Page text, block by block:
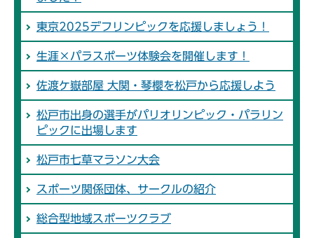
東京2025デフリンピックを応援しましょう！
生涯×パラスポーツ体験会を開催します！
佐渡ケ嶽部屋 大関・琴櫻を松戸から応援しよう
松戸市出身の選手がパリオリンピック・パラリン
ピックに出場します
松戸市七草マラソン大会
スポーツ関係団体、サークルの紹介
総合型地域スポーツクラブ